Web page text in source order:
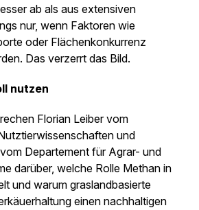
ab als aus extensiven
nur, wenn Faktoren wie
oder Flächenkonkurrenz
Das verzerrt das Bild.
nutzen
Florian Leiber vom
und
Departement für Agrar- und
darüber, welche Rolle Methan in
und warum graslandbasierte
einen nachhaltigen